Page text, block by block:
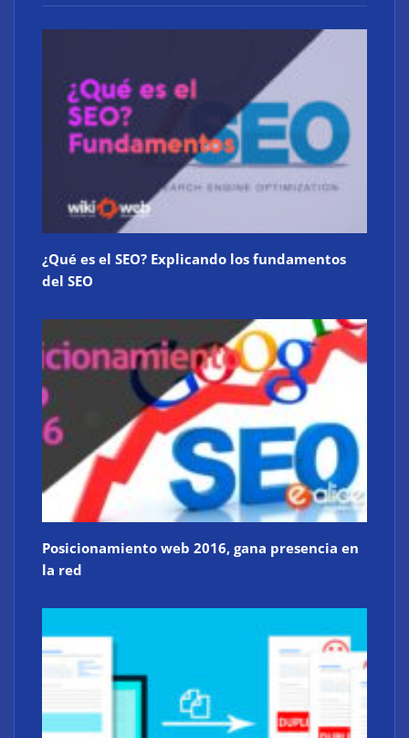
Atos consigue la exclusiva certificación en
ciberdefensa CMMC 2.0 del Departamento de
Defensa de EE. UU.
¿Qué es el SEO? Explicando los fundamentos
del SEO
Posicionamiento web 2016, gana presencia en
la red